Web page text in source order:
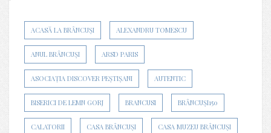
ACASĂ LA BRÂNCUȘI ALEXANDRU TOMESCU
ANUL BRÂNCUȘI ARSD PARIS
ASOCIAȚIA DISCOVER PEȘTIȘANI AUTENTIC
BISERICI DE LEMN GORJ BRANCUSI BRÂNCUȘI150
CALATORII CASA BRÂNCUȘI CASA MUZEU BRÂNCUȘI